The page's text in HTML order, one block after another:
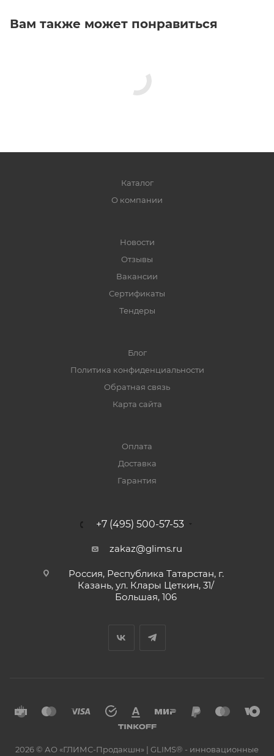
Вам также может понравиться
Каталог
О компании
Новости
Отзывы
Вакансии
Сертификаты
Тендеры
Блог
Политика конфиденциальности
Обратная связь
Карта сайта
Оплата
Доставка
Гарантия
+7 (495) 500-57-53
zakaz@glims.ru
Россия, Республика Татарстан, г.
Казань, ул. Клары Цеткин, 31/
Большая, 106
2026 © АО «ГЛИМС-Продакшн» | GLIMS® - инновационные